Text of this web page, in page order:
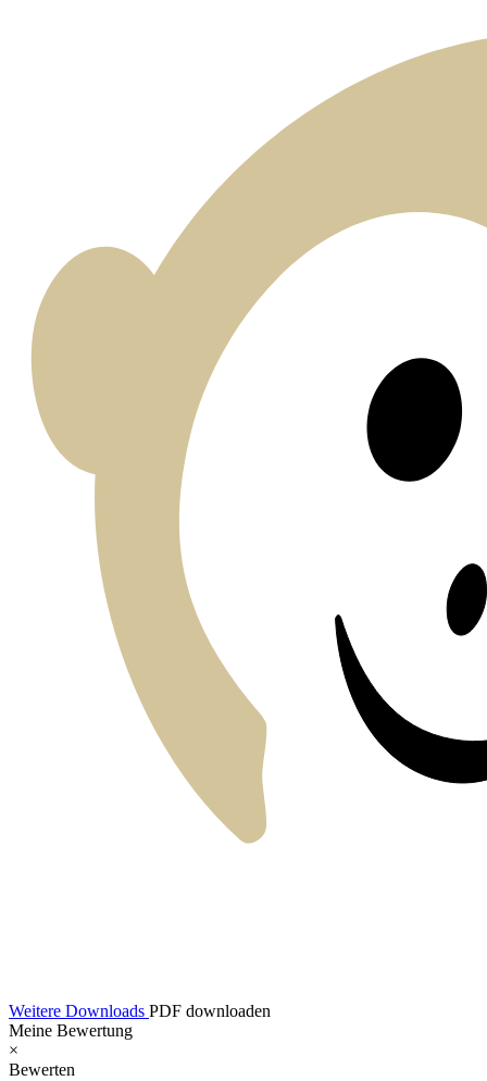
Weitere Downloads PDF downloaden
Meine Bewertung
×
Bewerten